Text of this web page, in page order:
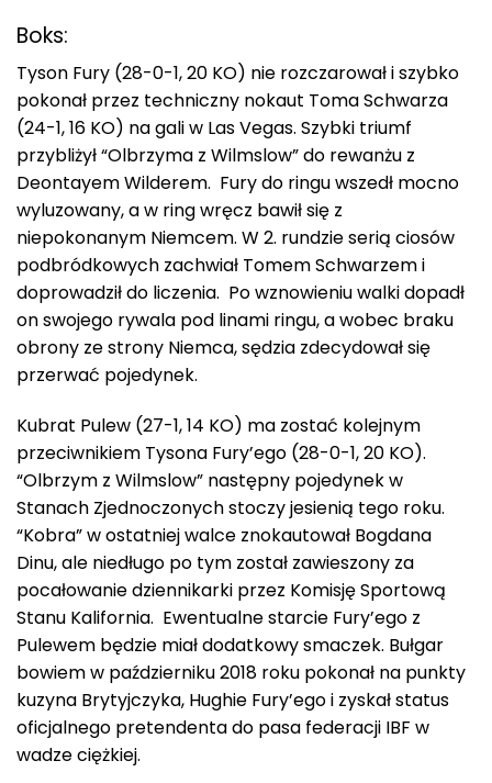
Boks:
Tyson Fury (28-0-1, 20 KO) nie rozczarował i szybko
pokonał przez techniczny nokaut Toma Schwarza
(24-1, 16 KO) na gali w Las Vegas. Szybki triumf
przybliżył “Olbrzyma z Wilmslow” do rewanżu z
Deontayem Wilderem. Fury do ringu wszedł mocno
wyluzowany, a w ring wręcz bawił się z
niepokonanym Niemcem. W 2. rundzie serią ciosów
podbródkowych zachwiał Tomem Schwarzem i
doprowadził do liczenia. Po wznowieniu walki dopadł
on swojego rywala pod linami ringu, a wobec braku
obrony ze strony Niemca, sędzia zdecydował się
przerwać pojedynek.
Kubrat Pulew (27-1, 14 KO) ma zostać kolejnym
przeciwnikiem Tysona Fury’ego (28-0-1, 20 KO).
“Olbrzym z Wilmslow” następny pojedynek w
Stanach Zjednoczonych stoczy jesienią tego roku.
“Kobra” w ostatniej walce znokautował Bogdana
Dinu, ale niedługo po tym został zawieszony za
pocałowanie dziennikarki przez Komisję Sportową
Stanu Kalifornia. Ewentualne starcie Fury’ego z
Pulewem będzie miał dodatkowy smaczek. Bułgar
bowiem w październiku 2018 roku pokonał na punkty
kuzyna Brytyjczyka, Hughie Fury’ego i zyskał status
oficjalnego pretendenta do pasa federacji IBF w
wadze ciężkiej.